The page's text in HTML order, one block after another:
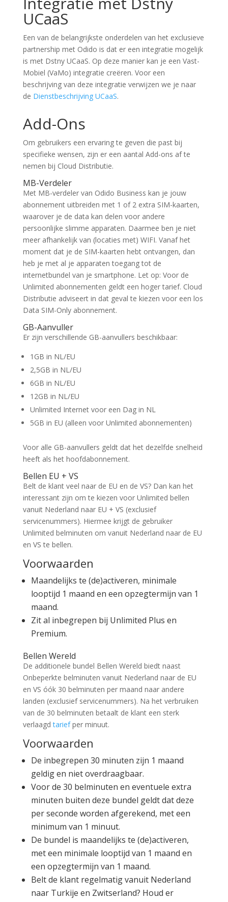
UCaaS
Een van de belangrijkste onderdelen van het exclusieve
partnership met Odido is dat er een integratie mogelijk
is met Dstny UCaaS. Op deze manier kan je een Vast-
Mobiel (VaMo) integratie creëren. Voor een
beschrijving van deze integratie verwijzen we je naar
de Dienstbeschrijving UCaaS.
Add-Ons
Om gebruikers een ervaring te geven die past bij
specifieke wensen, zijn er een aantal Add-ons af te
nemen bij Cloud Distributie.
MB-Verdeler
Met MB-verdeler van Odido Business kan je jouw
abonnement uitbreiden met 1 of 2 extra SIM-kaarten,
waarover je de data kan delen voor andere
persoonlijke slimme apparaten. Daarmee ben je niet
meer afhankelijk van (locaties met) WIFI. Vanaf het
moment dat je de SIM-kaarten hebt ontvangen, dan
heb je met al je apparaten toegang tot de
internetbundel van je smartphone. Let op: Voor de
Unlimited abonnementen geldt een hoger tarief. Cloud
Distributie adviseert in dat geval te kiezen voor een los
Data SIM-Only abonnement.
GB-Aanvuller
Er zijn verschillende GB-aanvullers beschikbaar:
1GB in NL/EU
2,5GB in NL/EU
6GB in NL/EU
12GB in NL/EU
Unlimited Internet voor een Dag in NL
5GB in EU (alleen voor Unlimited abonnementen)
Voor alle GB-aanvullers geldt dat het dezelfde snelheid
heeft als het hoofdabonnement.
Bellen EU + VS
Belt de klant veel naar de EU en de VS? Dan kan het
interessant zijn om te kiezen voor Unlimited bellen
vanuit Nederland naar EU + VS (exclusief
servicenummers). Hiermee krijgt de gebruiker
Unlimited belminuten om vanuit Nederland naar de EU
en VS te bellen.
Voorwaarden
Maandelijks te (de)activeren, minimale
looptijd 1 maand en een opzegtermijn van 1
maand.
Zit al inbegrepen bij Unlimited Plus en
Premium.
Bellen Wereld
De additionele bundel Bellen Wereld biedt naast
Onbeperkte belminuten vanuit Nederland naar de EU
en VS óók 30 belminuten per maand naar andere
landen (exclusief servicenummers). Na het verbruiken
van de 30 belminuten betaalt de klant een sterk
verlaagdtariefper minuut.
Voorwaarden
De inbegrepen 30 minuten zijn 1 maand
geldig en niet overdraagbaar.
Voor de 30 belminuten en eventuele extra
minuten buiten deze bundel geldt dat deze
per seconde worden afgerekend, met een
minimum van 1 minuut.
De bundel is maandelijks te (de)activeren,
met een minimale looptijd van 1 maand en
een opzegtermijn van 1 maand.
Belt de klant regelmatig vanuit Nederland
naar Turkije en Zwitserland? Houd er